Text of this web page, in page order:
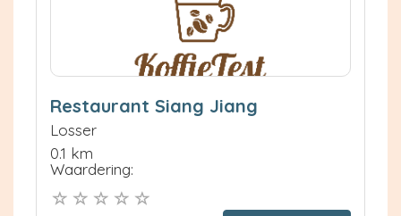
Restaurant Siang Jiang
Losser
0.1 km
Waardering: